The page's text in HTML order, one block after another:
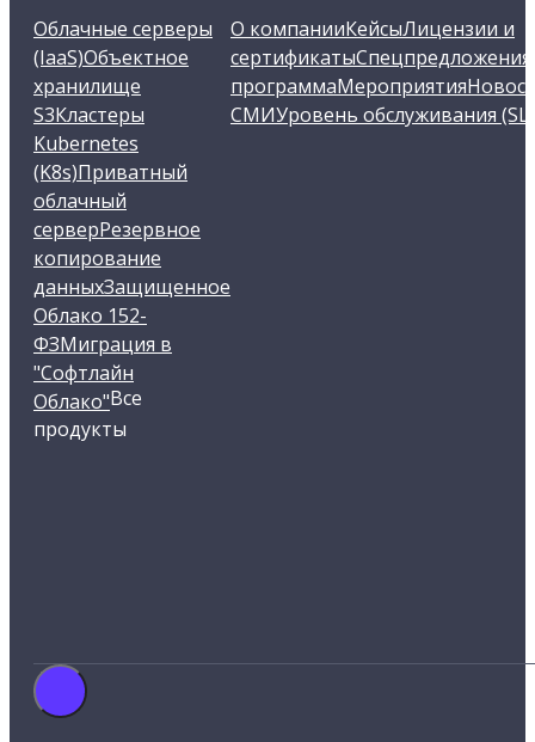
Облачные серверы
(IaaS)Объектное
хранилище
S3Кластеры
Kubernetes
(K8s)Приватный
облачный
серверРезервное
копирование
данныхЗащищенное
Облако 152-
ФЗМиграция в
"Софтлайн
Облако"Все
продукты
О компанииКейсыЛицензии и
сертификатыСпецпредложения
программаМероприятия
СМИУровень обслуживания